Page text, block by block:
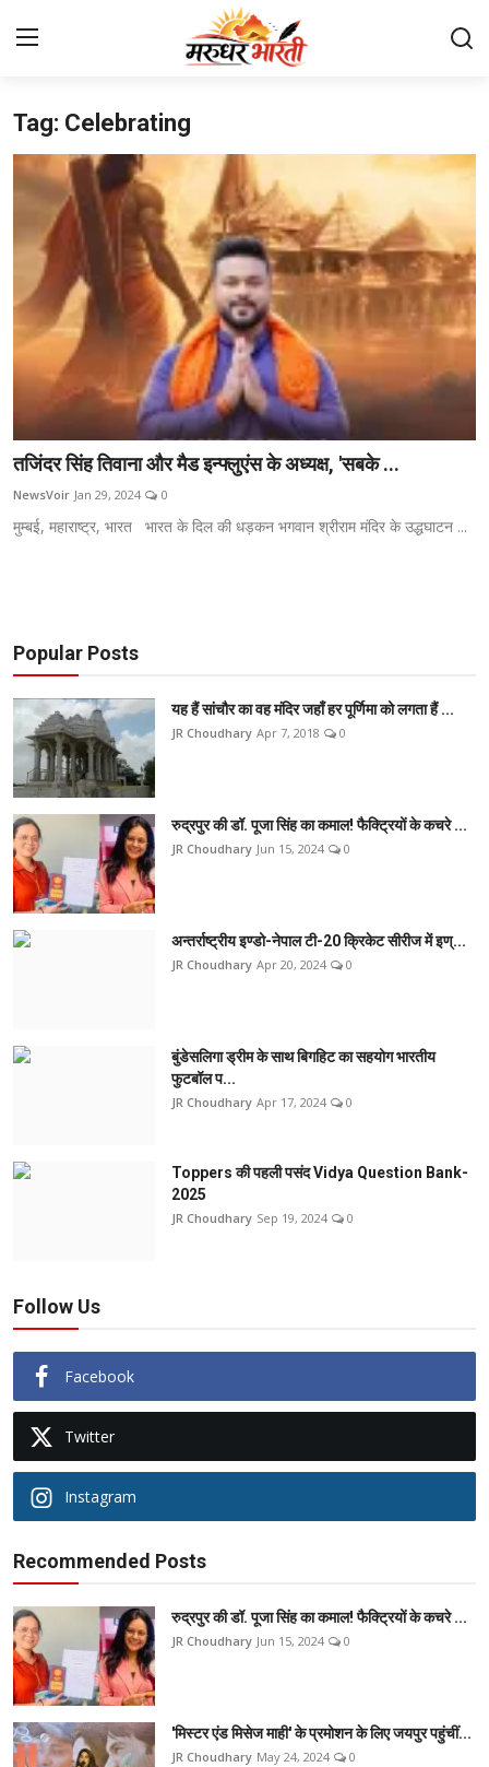
Home
संपर्क करें
हमारे बारे में
देश
राजस्थान
बिजनेस
मनोरंजन
टेक
खेल
विशेष
Tag: Celebrating
तजिंदर सिंह तिवाना और मैड इन्फ्लुएंस के अध्यक्ष, 'सबके ...
NewsVoir Jan 29, 2024 0
मुम्बई, महाराष्ट्र, भारत भारत के दिल की धड़कन भगवान श्रीराम मंदिर के उद्धघाटन ...
Popular Posts
यह हैं सांचौर का वह मंदिर जहाँ हर पूर्णिमा को लगता हैं ...
JR Choudhary Apr 7, 2018 0
रुद्रपुर की डॉ. पूजा सिंह का कमाल! फैक्ट्रियों के कचरे ...
JR Choudhary Jun 15, 2024 0
अन्तर्राष्ट्रीय इण्डो-नेपाल टी-20 क्रिकेट सीरीज में इण्...
JR Choudhary Apr 20, 2024 0
बुंडेसलिगा ड्रीम के साथ बिगहिट का सहयोग भारतीय
फुटबॉल प...
JR Choudhary Apr 17, 2024 0
Toppers की पहली पसंद Vidya Question Bank-
2025
JR Choudhary Sep 19, 2024 0
Follow Us
Facebook
Twitter
Instagram
Recommended Posts
रुद्रपुर की डॉ. पूजा सिंह का कमाल! फैक्ट्रियों के कचरे ...
JR Choudhary Jun 15, 2024 0
'मिस्टर एंड मिसेज माही' के प्रमोशन के लिए जयपुर पहुंचीं...
JR Choudhary May 24, 2024 0